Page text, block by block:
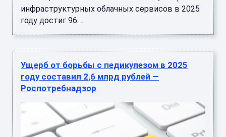
инфраструктурных облачных сервисов в 2025
году достиг 96 ...
Ущерб от борьбы с педикулезом в 2025
году составил 2,6 млрд рублей —
Роспотребнадзор